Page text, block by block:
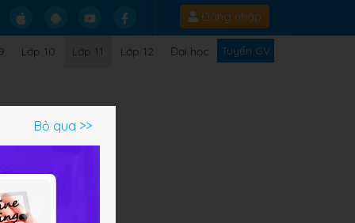
Đăng nhập
Lớp 10 Lớp 11 Lớp 12 Đại học Tuyển GV
Bỏ qua >>